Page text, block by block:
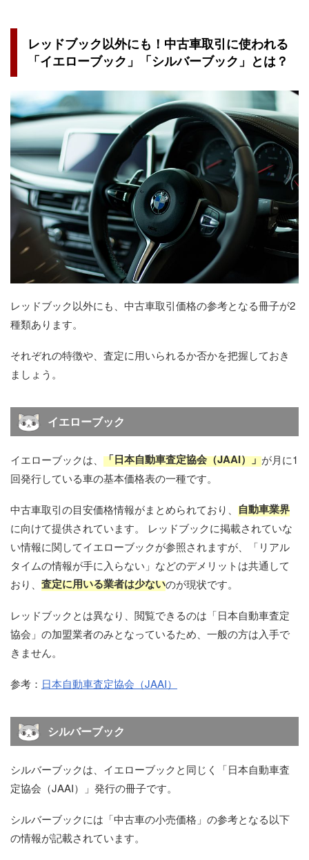
レッドブック以外にも！中古車取引に使われる
「イエローブック」「シルバーブック」とは？
レッドブック以外にも、中古車取引価格の参考となる冊子が2
種類あります。
それぞれの特徴や、査定に用いられるか否かを把握しておき
ましょう。
イエローブック
イエローブックは、​ 「日本自動車査定協会（JAAI）」​が月に1
回発行している車の基本価格表の一種です。
中古車取引の目安価格情報がまとめられており、 自動車業界
に向けて提供されています。 レッドブックに掲載されていな
い情報に関してイエローブックが参照されますが、「リアル
タイムの情報が手に入らない」などのデメリットは共通して
おり、 査定に用いる業者は少ないのが現状です。
レッドブックとは異なり、閲覧できるのは「日本自動車査定
協会」の加盟業者のみとなっているため、一般の方は入手で
きません。
参考： 日本自動車査定協会（JAAI）
シルバーブック
シルバーブックは、イエローブックと同じく「日本自動車査
定協会（JAAI）」発行の冊子です。
シルバーブックには「中古車の小売価格」の参考となる以下
の情報が記載されています。